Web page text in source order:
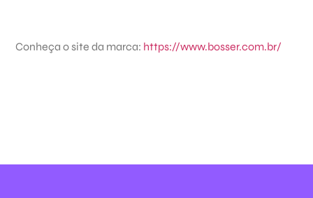
Conheça o site da marca: https://www.bosser.com.br/